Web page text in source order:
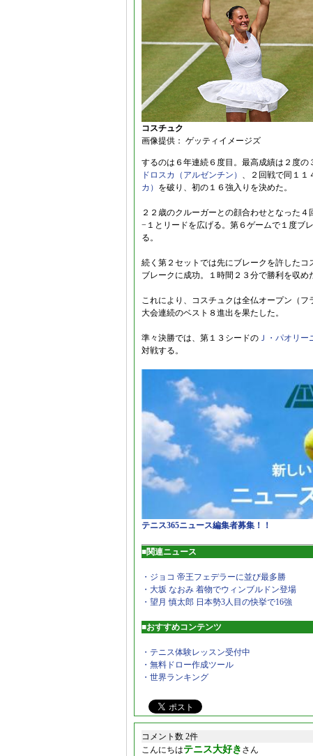
コスチュク
画像提供： ゲッティイメージズ
するのは６年連続６度目。最高成績は２度
ドロスカ（アルゼンチン） 、２回戦で同１１
カ） を破り、初の１６強入りを決めた。
２２歳のクルーガーとの顔合わせとなった
−１とリードを広げる。第６ゲームで１度ブ
る。
続く第２セットでは先にブレークを許した
ブレークに成功。１時間２３分で勝利を収め
これにより、コスチュクは全仏オープン（
大会連続のベスト８進出を果たした。
準々決勝では、第１３シードの Ｊ・パオリー
対戦する。
テニス365ニュース編集者募集！！
■関連ニュース
・ジョコ 帝王フェデラーに並び最多勝
・大坂 なおみ 着物でウィンブルドン登場
・望月 慎太郎 日本勢3人目の快挙で16強
■おすすめコンテンツ
・テニス体験レッスン受付中
・無料ドロー作成ツール
・世界ランキング
コメント数 2件
こんにちはテニス大好き さん